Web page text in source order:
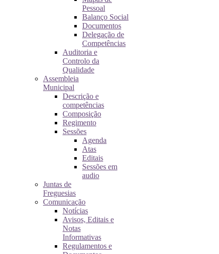
Pessoal
Balanço Social
Documentos
Delegação de
Competências
Auditoria e
Controlo da
Qualidade
Assembleia
Municipal
Descrição e
competências
Composição
Regimento
Sessões
Agenda
Atas
Editais
Sessões em
audio
Juntas de
Freguesias
Comunicação
Notícias
Avisos, Editais e
Notas
Informativas
Regulamentos e